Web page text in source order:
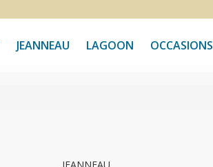
JEANNEAU LAGOON OCCASIONS